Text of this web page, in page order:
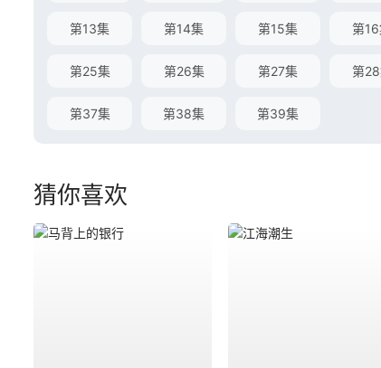
第13集 第14集 第15集 第
第25集 第26集 第27集 第
第37集 第38集 第39集
猜你喜欢